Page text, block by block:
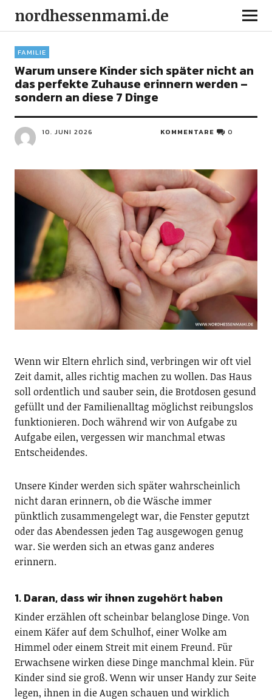
nordhessenmami.de
FAMILIE
Warum unsere Kinder sich später nicht an
das perfekte Zuhause erinnern werden –
sondern an diese 7 Dinge
10. JUNI 2026 KOMMENTARE 0
Wenn wir Eltern ehrlich sind, verbringen wir oft viel
Zeit damit, alles richtig machen zu wollen. Das Haus
soll ordentlich und sauber sein, die Brotdosen gesund
gefüllt und der Familienalltag möglichst reibungslos
funktionieren. Doch während wir von Aufgabe zu
Aufgabe eilen, vergessen wir manchmal etwas
Entscheidendes.
Unsere Kinder werden sich später wahrscheinlich
nicht daran erinnern, ob die Wäsche immer
pünktlich zusammengelegt war, die Fenster geputzt
oder das Abendessen jeden Tag ausgewogen genug
war. Sie werden sich an etwas ganz anderes
erinnern.
1. Daran, dass wir ihnen zugehört haben
Kinder erzählen oft scheinbar belanglose Dinge. Von
einem Käfer auf dem Schulhof, einer Wolke am
Himmel oder einem Streit mit einem Freund. Für
Erwachsene wirken diese Dinge manchmal klein. Für
Kinder sind sie groß. Wenn wir unser Handy zur Seite
legen, ihnen in die Augen schauen und wirklich